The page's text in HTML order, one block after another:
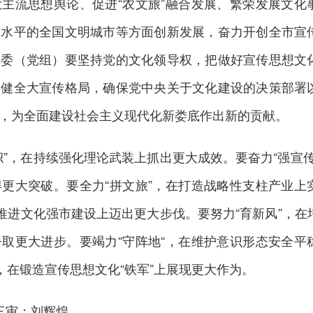
平的全国文明城市等方面创新发展，奋力开创全市宣
（党组）要坚持党的文化领导权，把做好宣传思想文
全大宣传格局，确保党中央关于文化建设的决策部署
为全面建设社会主义现代化新娄底作出新的贡献。
，在持续强化理论武装上抓出更大成效。要奋力“强宣
大突破。要全力“拼文旅”，在打造战略性支柱产业上
进文化强市建设上迈出更大步伐。要努力“育新风”，在
更大进步。要竭力“守阵地“，在维护意识形态安全平
锻造宣传思想文化“铁军”上展现更大作为。